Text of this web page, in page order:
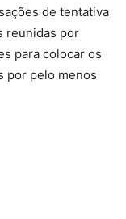
de tentativa
reunidas por
para colocar os
por pelo menos